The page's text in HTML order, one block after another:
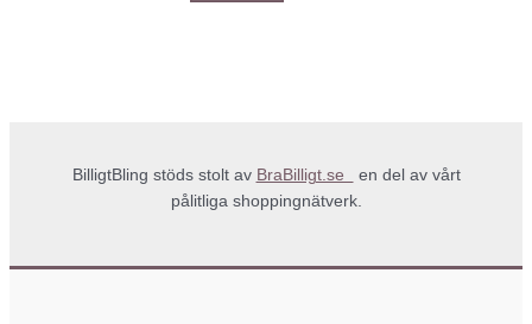
BilligtBling stöds stolt av BraBilligt.se
en del av vårt
pålitliga shoppingnätverk.